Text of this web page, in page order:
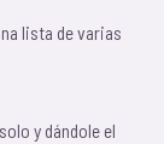
lista de varias
y dándole el